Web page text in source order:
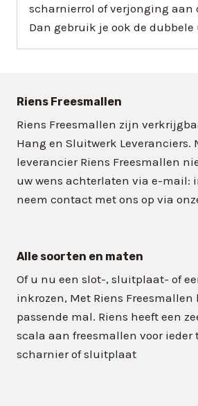
scharnierrol of verjonging aan
Dan gebruik je ook de
Riens Freesmallen
Riens Freesmallen zijn
Hang en Sluitwerk Leveranciers.
leverancier Riens Freesmallen
uw wens achterlaten via e-mail:
neem contact met ons op via
Alle soorten en maten
Of u nu een slot-, sluitplaat- of
inkrozen, Met Riens
passende mal. Riens heeft een
scala aan freesmallen voor ieder
scharnier of sluitplaat